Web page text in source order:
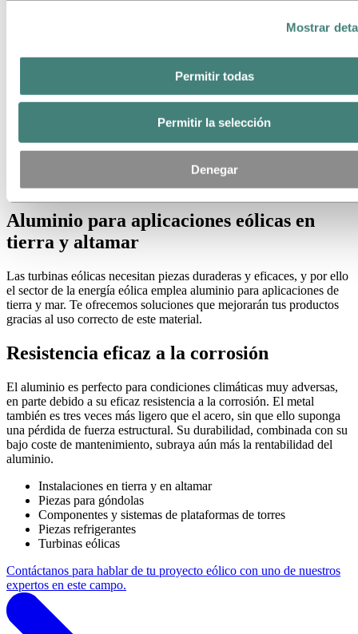
Mostrar
Permitir todas
Permitir la selección
Denegar
Ofrecemos soluciones customizadas para equipar de arriba abajo
Aluminio para aplicaciones eólicas en
tierra y altamar
Las turbinas eólicas necesitan piezas duraderas y eficaces, y por ello
el sector de la energía eólica emplea aluminio para aplicaciones de
tierra y mar. Te ofrecemos soluciones que mejorarán tus productos
gracias al uso correcto de este material.
Resistencia eficaz a la corrosión
El aluminio es perfecto para condiciones climáticas muy adversas,
en parte debido a su eficaz resistencia a la corrosión. El metal
también es tres veces más ligero que el acero, sin que ello suponga
una pérdida de fuerza estructural. Su durabilidad, combinada con su
bajo coste de mantenimiento, subraya aún más la rentabilidad del
aluminio.
Instalaciones en tierra y en altamar
Piezas para góndolas
Componentes y sistemas de plataformas de torres
Piezas refrigerantes
Turbinas eólicas
Contáctanos para hablar de tu proyecto eólico con uno de nuestros
expertos en este campo.